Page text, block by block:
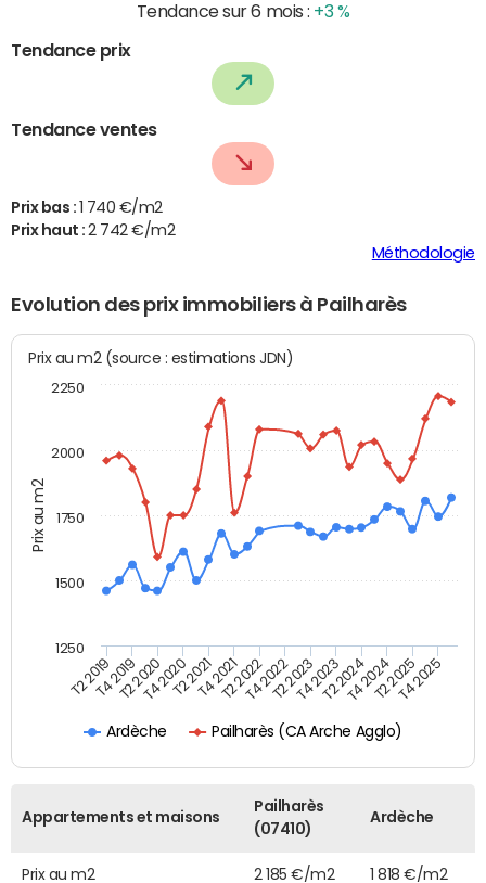
Tendance sur 6 mois : +3 %
Tendance prix
Tendance ventes
Prix bas :
1 740 €/m2
Prix haut :2 742 €/m2
Méthodologie
Evolution des prix immobiliers à Pailharès
Prix au m2
Prix au m2 (source : estimations JDN)
Ardèche Pailharès (CA Arche Agglo)
T2 2019T4 2019T2 2020T4 2020T2 2021T4 2021T2 2022T4 2022T2 2023T4 2023T2 2024T4 2024T2 2025T4 2025
2000
1250
1500
1750
2250
Appartements et maisons
Pailharès
(07410)
Ardèche
Prix au m2 2 185 €/m2 1 818 €/m2